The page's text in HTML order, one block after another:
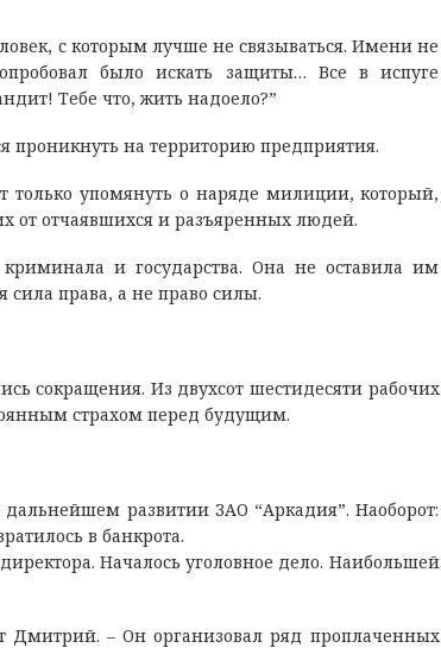
с которым лучше не связываться. Имени не
было искать защиты… Все в испуге
Тебе что, жить надоело?”
на территорию предприятия.
только упомянуть о наряде милиции, который,
от отчаявшихся и разъяренных людей.
и государства. Она не оставила им
права, а не право силы.
сокращения. Из двухсот шестидесяти рабочих
страхом перед будущим.
развитии ЗАО “Аркадия”. Наоборот:
в банкрота.
Началось уголовное дело. Наибольшей
Дмитрий. – Он организовал ряд проплаченных